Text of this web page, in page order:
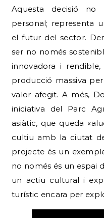
Aquesta decisió no
personal; representa
el futur del sector.
ser no només
innovadora i
producció massiva
valor afegit. A més,
iniciativa del Parc
asiàtic, que queda
cultiu amb la ciutat
projecte és un
no només és un espai
un actiu cultural i
turístic encara per